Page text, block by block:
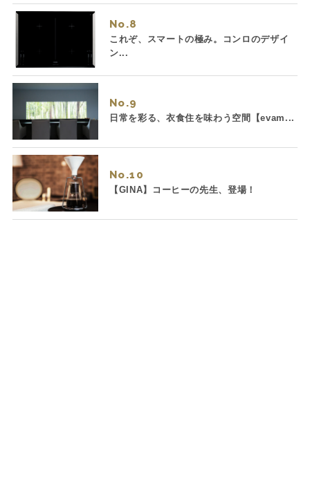
No.
これぞ、スマートの極み。コンロのデザイ
ン...
No.
日常を彩る、衣食住を味わう空間【evam...
No.
【GINA】コーヒーの先生、登場！